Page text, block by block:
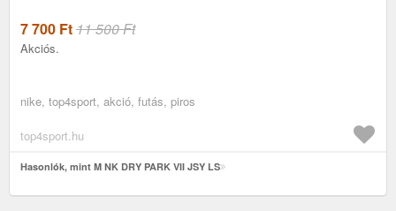
7 700 Ft11 500 Ft
Akciós.
nike, top4sport, akció, futás, piros
top4sport.hu
Hasonlók, mint M NK DRY PARK VII JSY LS